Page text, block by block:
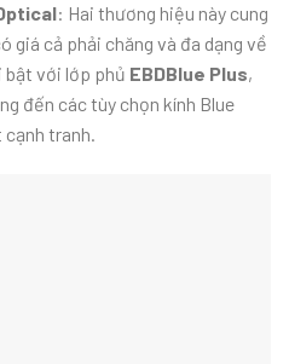
: Hai thương hiệu này cung
giá cả phải chăng và đa dạng về
bật với lớp phủ EBDBlue Plus,
đến các tùy chọn kính Blue
tranh.